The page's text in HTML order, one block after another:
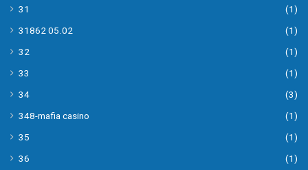
31
(1)
31862 05.02
(1)
32
(1)
33
(1)
34
(3)
348-mafia casino
(1)
35
(1)
36
(1)